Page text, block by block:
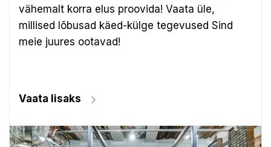
vähemalt korra elus proovida! Vaata üle,
millised lõbusad käed-külge tegevused Sind
meie juures ootavad!
Vaata lisaks